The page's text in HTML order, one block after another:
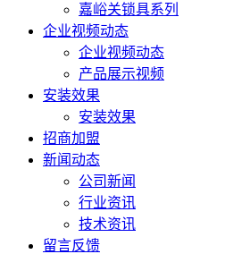
嘉峪关锁具系列
企业视频动态
企业视频动态
产品展示视频
安装效果
安装效果
招商加盟
新闻动态
公司新闻
行业资讯
技术资讯
留言反馈